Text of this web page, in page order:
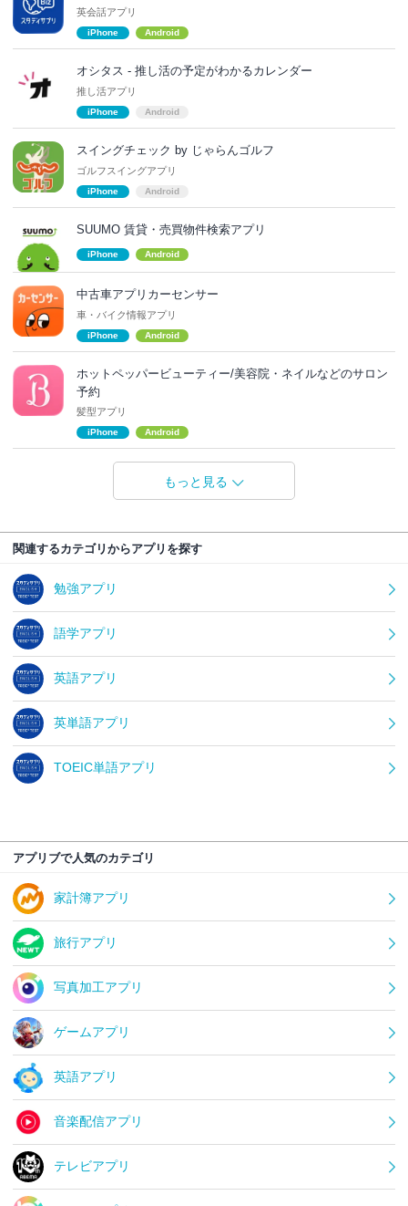
英会話アプリ
iPhone Android
オシタス - 推し活の予定がわかるカレンダー
推し活アプリ
iPhone Android
スイングチェック by じゃらんゴルフ
ゴルフスイングアプリ
iPhone Android
SUUMO 賃貸・売買物件検索アプリ
iPhone Android
中古車アプリカーセンサー
車・バイク情報アプリ
iPhone Android
ホットペッパービューティー/美容院・ネイルなどのサロン
予約
髪型アプリ
iPhone Android
もっと見る
関連するカテゴリからアプリを探す
勉強アプリ
語学アプリ
英語アプリ
英単語アプリ
TOEIC単語アプリ
アプリブで人気のカテゴリ
家計簿アプリ
旅行アプリ
写真加工アプリ
ゲームアプリ
英語アプリ
音楽配信アプリ
テレビアプリ